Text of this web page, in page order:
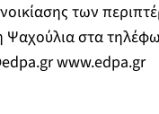
των
Ψαχούλια στα
www.edpa.gr